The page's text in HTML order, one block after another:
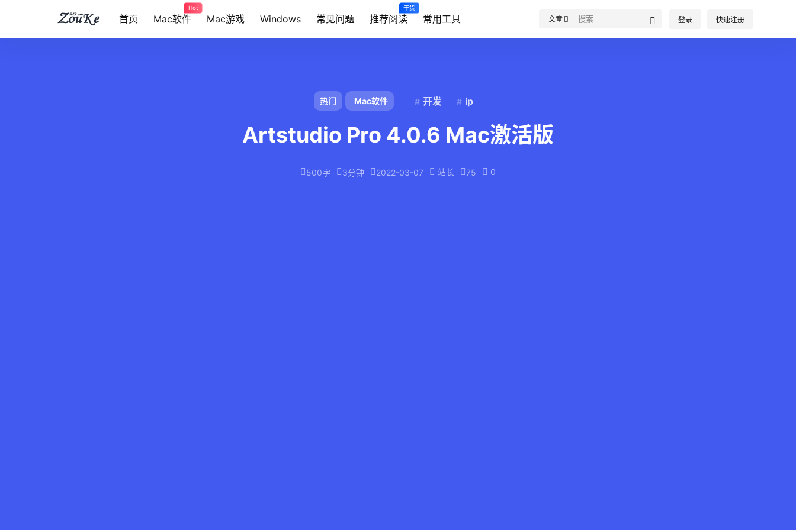
首页 Mac软件
Hot
Mac游戏 Windows 常见问题 推荐阅读
干货
常用工具 文章 登录 快速注册
热门 Mac软件 开发 ip
Artstudio Pro 4.0.6 Mac激活版
500字 3分钟 2022-03-07 站长 75 0